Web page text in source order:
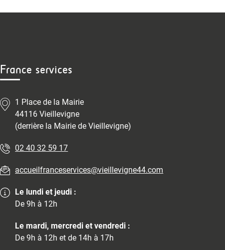
France services
1 Place de la Mairie
44116 Vieillevigne
(derrière la Mairie de Vieillevigne)
02 40 32 59 17
accueilfranceservices@vieillevigne44.com
Le lundi et jeudi :
De 9h à 12h
Le mardi, mercredi et vendredi :
De 9h à 12h et de 14h à 17h